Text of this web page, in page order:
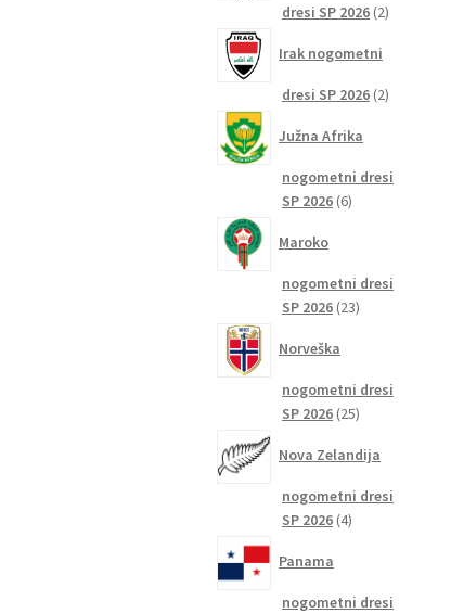
dresi SP 2026 22
Irak nogometni
dresi SP 2026 22
Južna Afrika
nogometni dresi
SP 2026 66
Maroko
nogometni dresi
SP 2026 2323
Norveška
nogometni dresi
SP 2026 2525
Nova Zelandija
nogometni dresi
SP 2026 44
Panama
nogometni dresi